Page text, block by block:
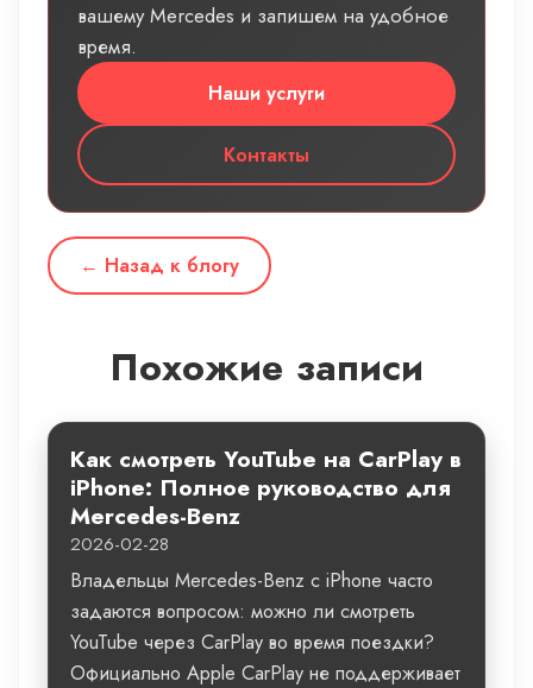
вашему Mercedes и запишем на удобное
время.
Наши услуги
Контакты
← Назад к блогу
Похожие записи
Как смотреть YouTube на CarPlay в
iPhone: Полное руководство для
Mercedes-Benz
2026-02-28
Владельцы Mercedes-Benz с iPhone часто
задаются вопросом: можно ли смотреть
YouTube через CarPlay во время поездки?
Официально Apple CarPlay не поддерживает